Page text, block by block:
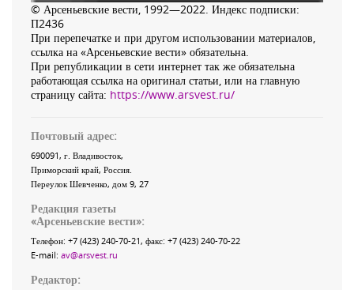
© Арсеньевские вести, 1992—2022. Индекс подписки:
П2436
При перепечатке и при другом использовании материалов,
ссылка на «Арсеньевские вести» обязательна.
При републикации в сети интернет так же обязательна
работающая ссылка на оригинал статьи, или на главную
страницу сайта: https://www.arsvest.ru/
Почтовый адрес:
690091, г. Владивосток,
Приморский край, Россия
Переулок Шевченко, дом 9, 27
Редакция газеты
«Арсеньевские вести»:
Телефон: +7 (423) 240-70-21, факс: +7 (423) 240-70-22
E-mail: av@arsvest.ru
Редактор: